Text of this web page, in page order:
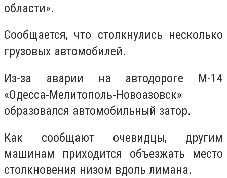
области».
Сообщается, что столкнулись несколько
грузовых автомобилей.
Из-за аварии на автодороге М-14
«Одесса-Мелитополь-Новоазовск»
образовался автомобильный затор.
Как сообщают очевидцы, другим
машинам приходится объезжать место
столкновения низом вдоль лимана.